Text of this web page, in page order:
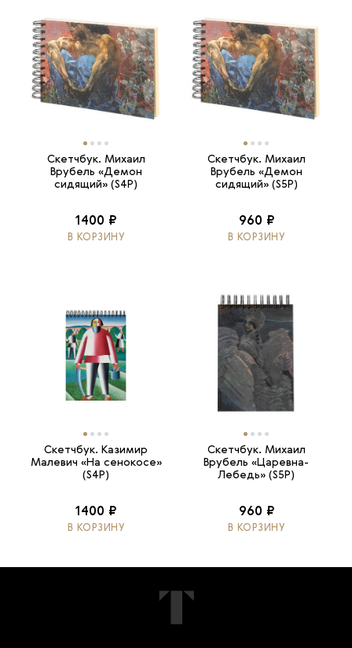
Скетчбук. Михаил
Врубель «Демон
сидящий» (S4P)
1400 ₽
В КОРЗИНУ
Скетчбук. Михаил
Врубель «Демон
сидящий» (S5P)
960 ₽
В КОРЗИНУ
Скетчбук. Казимир
Малевич «На сенокосе»
(S4P)
1400 ₽
В КОРЗИНУ
Скетчбук. Михаил
Врубель «Царевна-
Лебедь» (S5P)
960 ₽
В КОРЗИНУ